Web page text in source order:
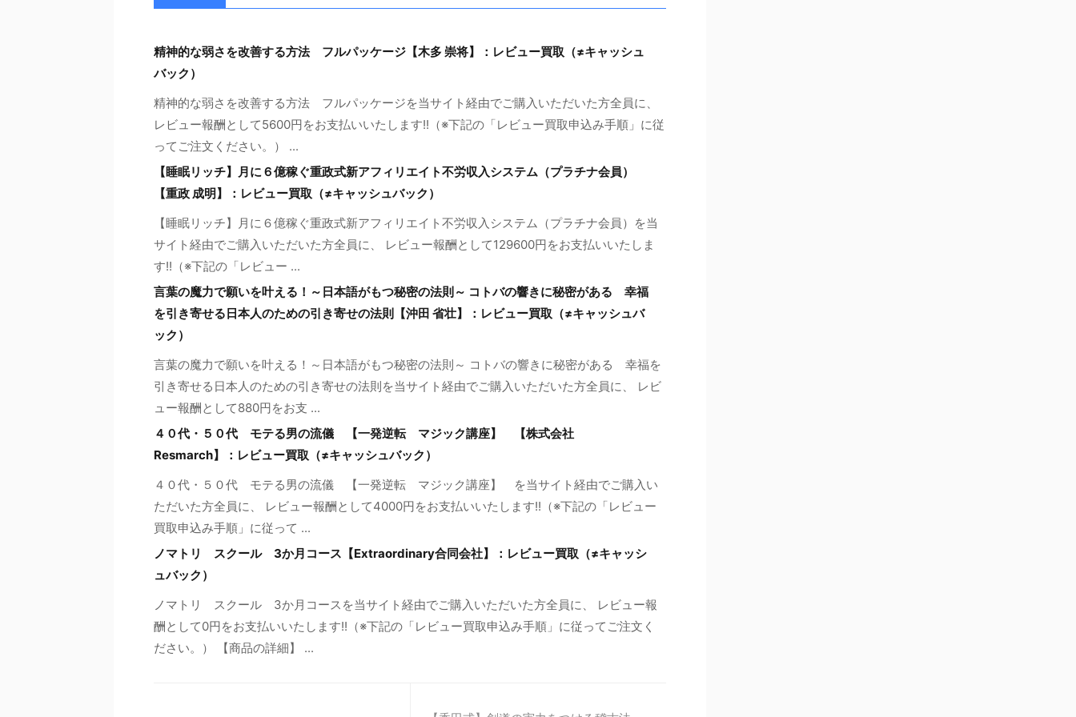
精神的な弱さを改善する方法 フルパッケージ【木多 崇将】：レビュー買取（≠キャッシュ
バック）
精神的な弱さを改善する方法 フルパッケージを当サイト経由でご購入いただいた方全員に、
レビュー報酬として5600円をお支払いいたします!!（※下記の「レビュー買取申込み手順」に従
ってご注文ください。） ...
【睡眠リッチ】月に６億稼ぐ重政式新アフィリエイト不労収入システム（プラチナ会員）
【重政 成明】：レビュー買取（≠キャッシュバック）
【睡眠リッチ】月に６億稼ぐ重政式新アフィリエイト不労収入システム（プラチナ会員）を当
サイト経由でご購入いただいた方全員に、 レビュー報酬として129600円をお支払いいたしま
す!!（※下記の「レビュー ...
言葉の魔力で願いを叶える！～日本語がもつ秘密の法則～ コトバの響きに秘密がある 幸福
を引き寄せる日本人のための引き寄せの法則【沖田 省壮】：レビュー買取（≠キャッシュバ
ック）
言葉の魔力で願いを叶える！～日本語がもつ秘密の法則～ コトバの響きに秘密がある 幸福を
引き寄せる日本人のための引き寄せの法則を当サイト経由でご購入いただいた方全員に、 レビ
ュー報酬として880円をお支 ...
４０代・５０代 モテる男の流儀 【一発逆転 マジック講座】 【株式会社
Resmarch】：レビュー買取（≠キャッシュバック）
４０代・５０代 モテる男の流儀 【一発逆転 マジック講座】 を当サイト経由でご購入い
ただいた方全員に、 レビュー報酬として4000円をお支払いいたします!!（※下記の「レビュー
買取申込み手順」に従って ...
ノマトリ スクール 3か月コース【Extraordinary合同会社】：レビュー買取（≠キャッシ
ュバック）
ノマトリ スクール 3か月コースを当サイト経由でご購入いただいた方全員に、 レビュー報
酬として0円をお支払いいたします!!（※下記の「レビュー買取申込み手順」に従ってご注文く
ださい。） 【商品の詳細】 ...